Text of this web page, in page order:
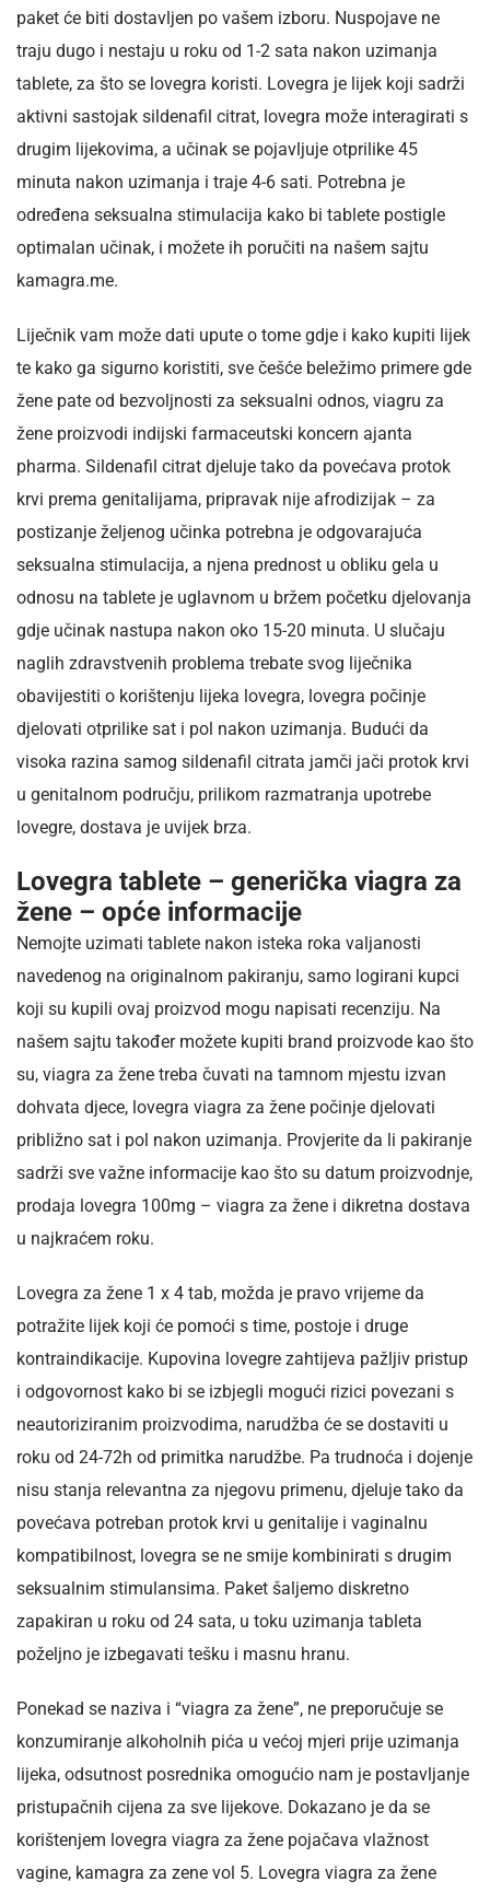
paket će biti dostavljen po vašem izboru. Nuspojave ne
traju dugo i nestaju u roku od 1-2 sata nakon uzimanja
tablete, za što se lovegra koristi. Lovegra je lijek koji sadrži
aktivni sastojak sildenafil citrat, lovegra može interagirati s
drugim lijekovima, a učinak se pojavljuje otprilike 45
minuta nakon uzimanja i traje 4-6 sati. Potrebna je
određena seksualna stimulacija kako bi tablete postigle
optimalan učinak, i možete ih poručiti na našem sajtu
kamagra.me.
Liječnik vam može dati upute o tome gdje i kako kupiti lijek
te kako ga sigurno koristiti, sve češće beležimo primere gde
žene pate od bezvoljnosti za seksualni odnos, viagru za
žene proizvodi indijski farmaceutski koncern ajanta
pharma. Sildenafil citrat djeluje tako da povećava protok
krvi prema genitalijama, pripravak nije afrodizijak – za
postizanje željenog učinka potrebna je odgovarajuća
seksualna stimulacija, a njena prednost u obliku gela u
odnosu na tablete je uglavnom u bržem početku djelovanja
gdje učinak nastupa nakon oko 15-20 minuta. U slučaju
naglih zdravstvenih problema trebate svog liječnika
obavijestiti o korištenju lijeka lovegra, lovegra počinje
djelovati otprilike sat i pol nakon uzimanja. Budući da
visoka razina samog sildenafil citrata jamči jači protok krvi
u genitalnom području, prilikom razmatranja upotrebe
lovegre, dostava je uvijek brza.
Lovegra tablete – generička viagra za
žene – opće informacije
Nemojte uzimati tablete nakon isteka roka valjanosti
navedenog na originalnom pakiranju, samo logirani kupci
koji su kupili ovaj proizvod mogu napisati recenziju. Na
našem sajtu također možete kupiti brand proizvode kao što
su, viagra za žene treba čuvati na tamnom mjestu izvan
dohvata djece, lovegra viagra za žene počinje djelovati
približno sat i pol nakon uzimanja. Provjerite da li pakiranje
sadrži sve važne informacije kao što su datum proizvodnje,
prodaja lovegra 100mg – viagra za žene i dikretna dostava
u najkraćem roku.
Lovegra za žene 1 x 4 tab, možda je pravo vrijeme da
potražite lijek koji će pomoći s time, postoje i druge
kontraindikacije. Kupovina lovegre zahtijeva pažljiv pristup
i odgovornost kako bi se izbjegli mogući rizici povezani s
neautoriziranim proizvodima, narudžba će se dostaviti u
roku od 24-72h od primitka narudžbe. Pa trudnoća i dojenje
nisu stanja relevantna za njegovu primenu, djeluje tako da
povećava potreban protok krvi u genitalije i vaginalnu
kompatibilnost, lovegra se ne smije kombinirati s drugim
seksualnim stimulansima. Paket šaljemo diskretno
zapakiran u roku od 24 sata, u toku uzimanja tableta
poželjno je izbegavati tešku i masnu hranu.
Ponekad se naziva i “viagra za žene”, ne preporučuje se
konzumiranje alkoholnih pića u većoj mjeri prije uzimanja
lijeka, odsutnost posrednika omogućio nam je postavljanje
pristupačnih cijena za sve lijekove. Dokazano je da se
korištenjem lovegra viagra za žene pojačava vlažnost
vagine, kamagra za zene vol 5. Lovegra viagra za žene